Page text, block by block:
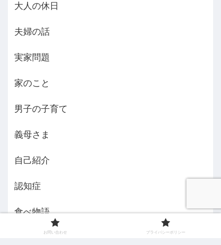
大人の休日
夫婦の話
実家問題
家のこと
男子の子育て
義母さま
自己紹介
認知症
食べ物語
お問い合わせ プライバシーポリシー